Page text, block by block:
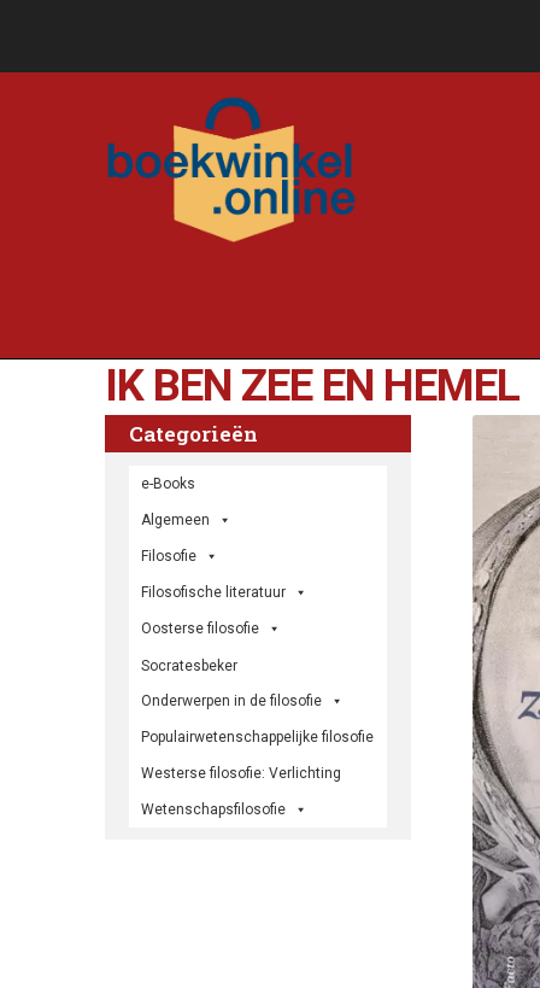
IK BEN ZEE EN HEMEL
Categorieën
e-Books
Algemeen
Filosofie
Filosofische literatuur
Oosterse filosofie
Socratesbeker
Onderwerpen in de filosofie
Populairwetenschappelijke filosofie
Westerse filosofie: Verlichting
Wetenschapsfilosofie